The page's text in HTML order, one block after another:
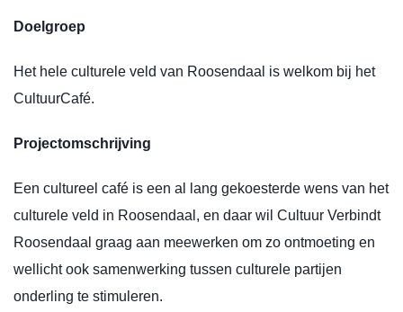
Doelgroep
Het hele culturele veld van Roosendaal is welkom bij het
CultuurCafé.
Projectomschrijving
Een cultureel café is een al lang gekoesterde wens van het
culturele veld in Roosendaal, en daar wil Cultuur Verbindt
Roosendaal graag aan meewerken om zo ontmoeting en
wellicht ook samenwerking tussen culturele partijen
onderling te stimuleren.